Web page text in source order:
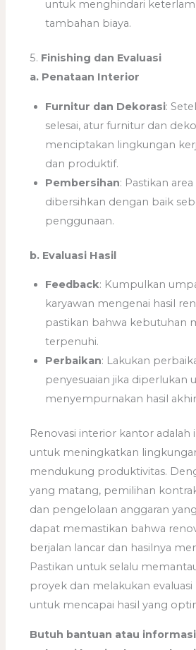
untuk menghindari
tambahan biaya.
5. Finishing dan Evaluasi
a. Penataan Interior
Furnitur dan Dekorasi:
selesai, atur furnitur dan
menciptakan lingkungan
dan produktif.
Pembersihan: Pastikan
dibersihkan dengan baik
penggunaan.
b. Evaluasi Hasil
Feedback: Kumpulkan
karyawan mengenai hasil
pastikan bahwa kebutuhan
terpenuhi.
Perbaikan: Lakukan
penyesuaian jika diperlukan
menyempurnakan hasil
Renovasi interior kantor adalah
untuk meningkatkan
mendukung produktivitas.
yang matang, pemilihan
dan pengelolaan anggaran
dapat memastikan bahwa
berjalan lancar dan hasilnya
Pastikan untuk selalu
proyek dan melakukan evaluasi
untuk mencapai hasil yang
Butuh bantuan atau